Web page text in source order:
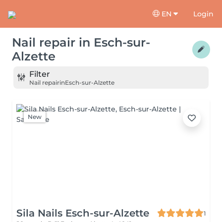
EN Login
Nail repair in Esch-sur-
Alzette
Filter
Nail repairinEsch-sur-Alzette
New
Sila Nails Esch-sur-Alzette
1